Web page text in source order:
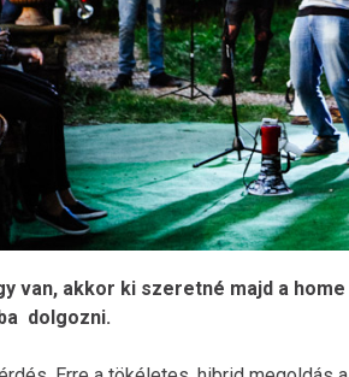
van, akkor ki szeretné majd a
dolgozni.